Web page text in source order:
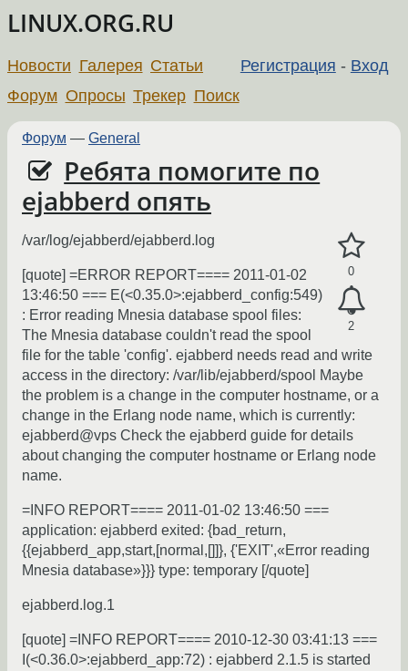
LINUX.ORG.RU
Регистрация - Вход
Новости Галерея Статьи
Форум Опросы Трекер Поиск
Форум — General
Ребята помогите по
ejabberd опять
0
2
/var/log/ejabberd/ejabberd.log
[quote] =ERROR REPORT==== 2011-01-02
13:46:50 === E(<0.35.0>:ejabberd_config:549)
: Error reading Mnesia database spool files:
The Mnesia database couldn't read the spool
file for the table 'config'. ejabberd needs read and write
access in the directory: /var/lib/ejabberd/spool Maybe
the problem is a change in the computer hostname, or a
change in the Erlang node name, which is currently:
ejabberd@vps Check the ejabberd guide for details
about changing the computer hostname or Erlang node
name.
=INFO REPORT==== 2011-01-02 13:46:50 ===
application: ejabberd exited: {bad_return,
{{ejabberd_app,start,[normal,[]]}, {'EXIT',«Error reading
Mnesia database»}}} type: temporary [/quote]
ejabberd.log.1
[quote] =INFO REPORT==== 2010-12-30 03:41:13 ===
I(<0.36.0>:ejabberd_app:72) : ejabberd 2.1.5 is started